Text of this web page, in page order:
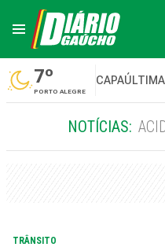
7º
PORTO ALEGRE
CAPA
NOTÍCIAS:
TRÂNSITO